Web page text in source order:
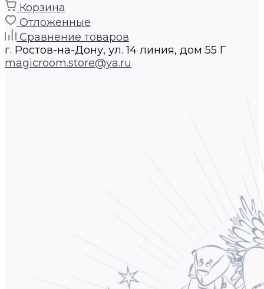
Корзина
Отложенные
Сравнение товаров
г. Ростов-на-Дону, ул. 14 линия, дом 55 Г
magicroom.store@ya.ru